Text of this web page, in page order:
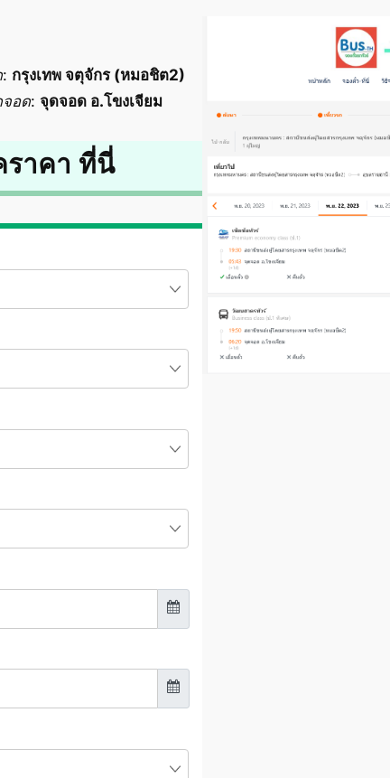
: กรุงเทพ จตุจักร (หมอชิต2)
อด: จุดจอด อ.โขงเจียม
ราคา ที่นี่